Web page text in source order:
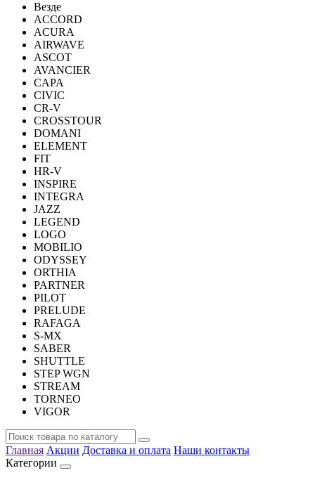
Везде
ACCORD
ACURA
AIRWAVE
ASCOT
AVANCIER
CAPA
CIVIC
CR-V
CROSSTOUR
DOMANI
ELEMENT
FIT
HR-V
INSPIRE
INTEGRA
JAZZ
LEGEND
LOGO
MOBILIO
ODYSSEY
ORTHIA
PARTNER
PILOT
PRELUDE
RAFAGA
S-MX
SABER
SHUTTLE
STEP WGN
STREAM
TORNEO
VIGOR
Главная Акции Доставка и оплата Наши контакты
Категории